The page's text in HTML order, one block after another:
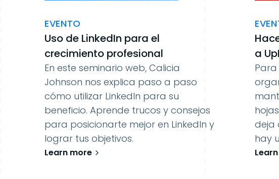
EVENTO
Uso de LinkedIn para el
crecimiento profesional
En este seminario web, Calicia
Johnson nos explica paso a paso
cómo utilizar LinkedIn para su
beneficio. Aprende trucos y consejos
para posicionarte mejor en LinkedIn y
lograr tus objetivos.
Learn more
a
deja
hay